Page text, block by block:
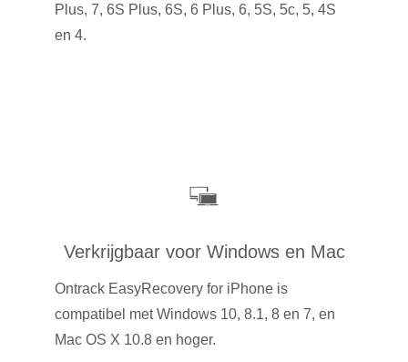
Plus, 7, 6S Plus, 6S, 6 Plus, 6, 5S, 5c, 5, 4S
en 4.
Verkrijgbaar voor Windows en Mac
Ontrack EasyRecovery for iPhone is
compatibel met Windows 10, 8.1, 8 en 7, en
Mac OS X 10.8 en hoger.